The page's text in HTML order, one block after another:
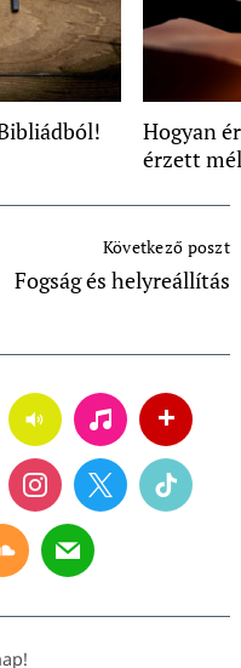
Hogyan
érzett
Következő poszt
Fogság és helyreállítás